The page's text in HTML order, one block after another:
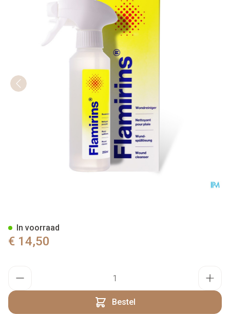
€ 14,50
Bestel
In voorraad